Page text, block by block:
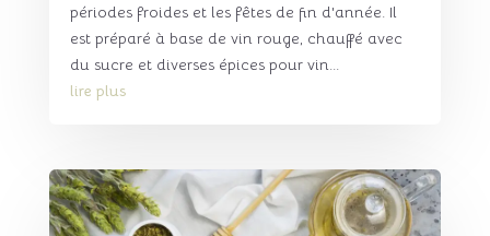
périodes froides et les fêtes de fin d'année. Il
est préparé à base de vin rouge, chauffé avec
du sucre et diverses épices pour vin...
lire plus